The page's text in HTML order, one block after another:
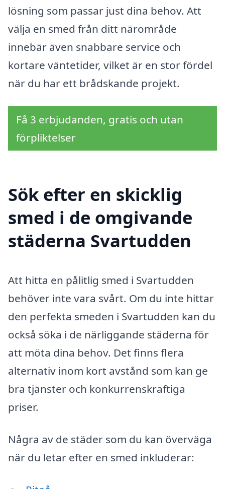
lösning som passar just dina behov. Att
välja en smed från ditt närområde
innebär även snabbare service och
kortare väntetider, vilket är en stor fördel
när du har ett brådskande projekt.
Få 3 erbjudanden, gratis och utan
förpliktelser
Sök efter en skicklig
smed i de omgivande
städerna Svartudden
Att hitta en pålitlig smed i Svartudden
behöver inte vara svårt. Om du inte hittar
den perfekta smeden i Svartudden kan du
också söka i de närliggande städerna för
att möta dina behov. Det finns flera
alternativ inom kort avstånd som kan ge
bra tjänster och konkurrenskraftiga
priser.
Några av de städer som du kan överväga
när du letar efter en smed inkluderar: